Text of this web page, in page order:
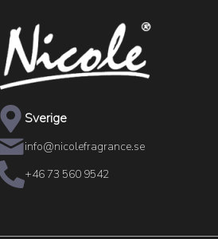
Sverige
info@nicolefragrance.se
+46 73 560 9542